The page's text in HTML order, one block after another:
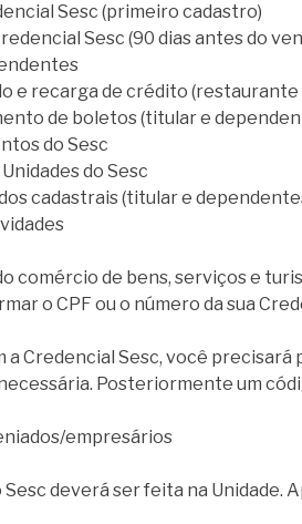
Sesc (primeiro cadastro)
Sesc (90 dias antes do
e recarga de crédito
de boletos (titular e
do Sesc
do Sesc
cadastrais (titular e
comércio de bens, serviços e
o CPF ou o número da sua
a Credencial Sesc, você
Posteriormente um
empresários
deverá ser feita na Unidade.